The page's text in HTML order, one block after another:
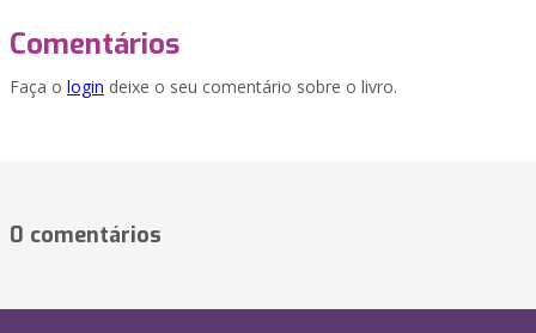
Comentários
Faça o login deixe o seu comentário sobre o livro.
0 comentários